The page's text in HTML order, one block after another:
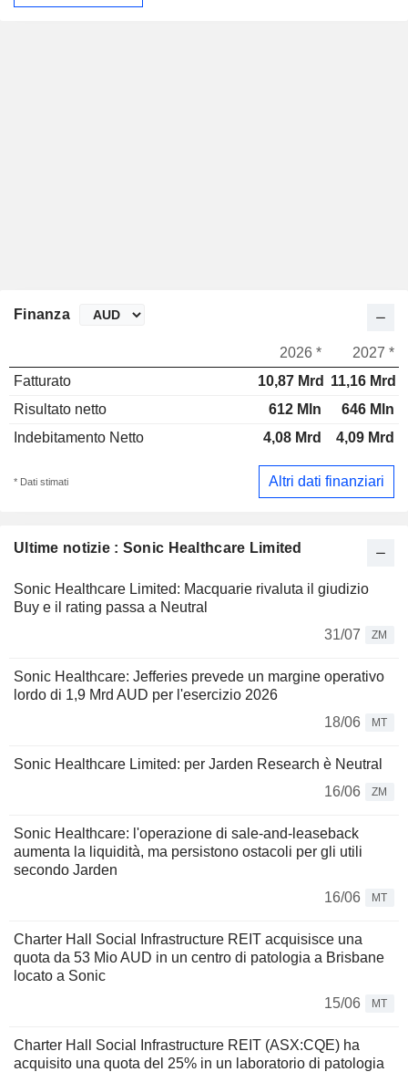
Ultime notizie : Sonic Healthcare Limited
Sonic Healthcare Limited: Macquarie rivaluta il giudizio
Buy e il rating passa a Neutral
31/07
ZM
Sonic Healthcare: Jefferies prevede un margine operativo
lordo di 1,9 Mrd AUD per l'esercizio 2026
18/06
MT
Sonic Healthcare Limited: per Jarden Research è Neutral
16/06
ZM
Sonic Healthcare: l'operazione di sale-and-leaseback
aumenta la liquidità, ma persistono ostacoli per gli utili
secondo Jarden
16/06
MT
Charter Hall Social Infrastructure REIT acquisisce una
quota da 53 Mio AUD in un centro di patologia a Brisbane
locato a Sonic
15/06
MT
Charter Hall Social Infrastructure REIT (ASX:CQE) ha
acquisito una quota del 25% in un laboratorio di patologia
Finanza
2026 *
2027 *
Fatturato
10,87 Mrd
11,16 Mrd
Risultato netto
612 Mln
646 Mln
Indebitamento Netto
4,08 Mrd 4,09 Mrd
* Dati stimati Altri dati finanziari